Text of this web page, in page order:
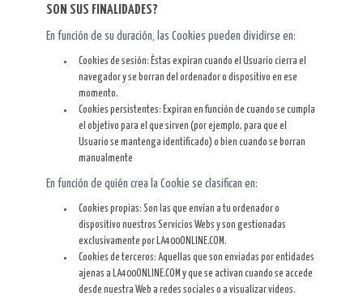
SON SUS FINALIDADES?
En función de su duración, las Cookies pueden dividirse en:
Cookies de sesión: Éstas expiran cuando el Usuario cierra el
navegador y se borran del ordenador o dispositivo en ese
momento.
Cookies persistentes: Expiran en función de cuando se cumpla
el objetivo para el que sirven (por ejemplo, para que el
Usuario se mantenga identificado) o bien cuando se borran
manualmente
En función de quién crea la Cookie se clasifican en:
Cookies propias: Son las que envían a tu ordenador o
dispositivo nuestros Servicios Webs y son gestionadas
exclusivamente por LA400ONLINE.COM.
Cookies de terceros: Aquellas que son enviadas por entidades
ajenas a LA400ONLINE.COM y que se activan cuando se accede
desde nuestra Web a redes sociales o a visualizar videos.